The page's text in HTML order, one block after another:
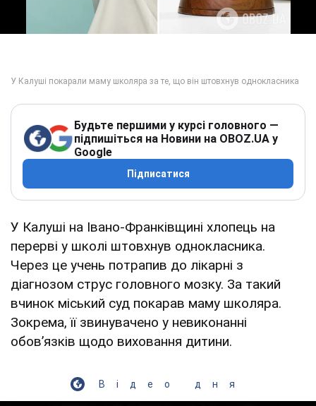
Будьте першими у курсі головного —
підпишіться на Новини на OBOZ.UA у
Google
Підписатися
У Калуші на Івано-Франківщині хлопець на
перерві у школі штовхнув однокласника.
Через це учень потрапив до лікарні з
діагнозом струс головного мозку. За такий
вчинок міський суд покарав маму школяра.
Зокрема, її звинувачено у невиконанні
обовʼязків щодо виховання дитини.
Відео дня